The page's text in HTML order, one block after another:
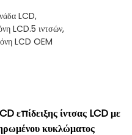
LCD,
LCD.5 ιντσών,
LCD OEM
επίδειξης ίντσας LCD με
κυκλώματος